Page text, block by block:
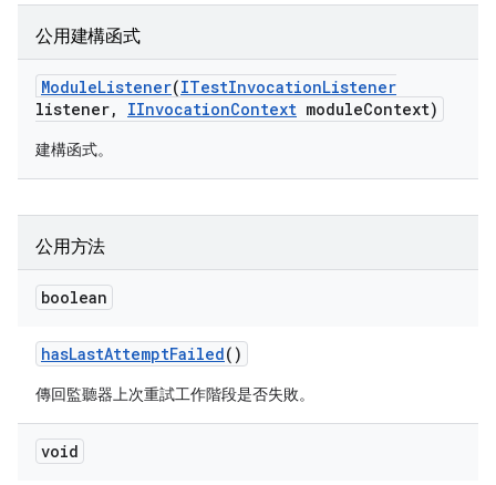
公用建構函式
ModuleListener(ITestInvocationListener
listener, IInvocationContext moduleContext)
建構函式。
公用方法
boolean
hasLastAttemptFailed()
傳回監聽器上次重試工作階段是否失敗。
void